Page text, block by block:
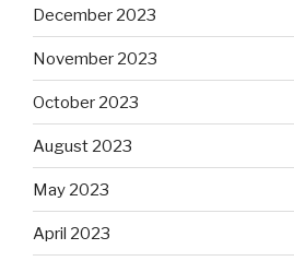
December 2023
November 2023
October 2023
August 2023
May 2023
April 2023